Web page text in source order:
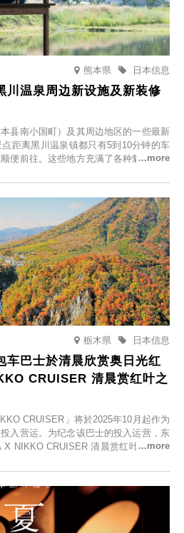
熊本県 日本信息
川温泉周边新设施及新装修
县南小国町）及其周边地区的一些最新
距离黑川温泉镇都只有5到10分钟的车
便前往。这些地方充满了各种魅力，包
的全新乐趣。
栃木県 日本信息
车巴士於清晨欣赏奥日光红
CRUISER 清晨赏红叶之
CRUISER」将於2025年10月起作为
入营运。为纪念该巴士的投入运营，东
X NIKKO CRUISER 清晨赏红叶之旅”，